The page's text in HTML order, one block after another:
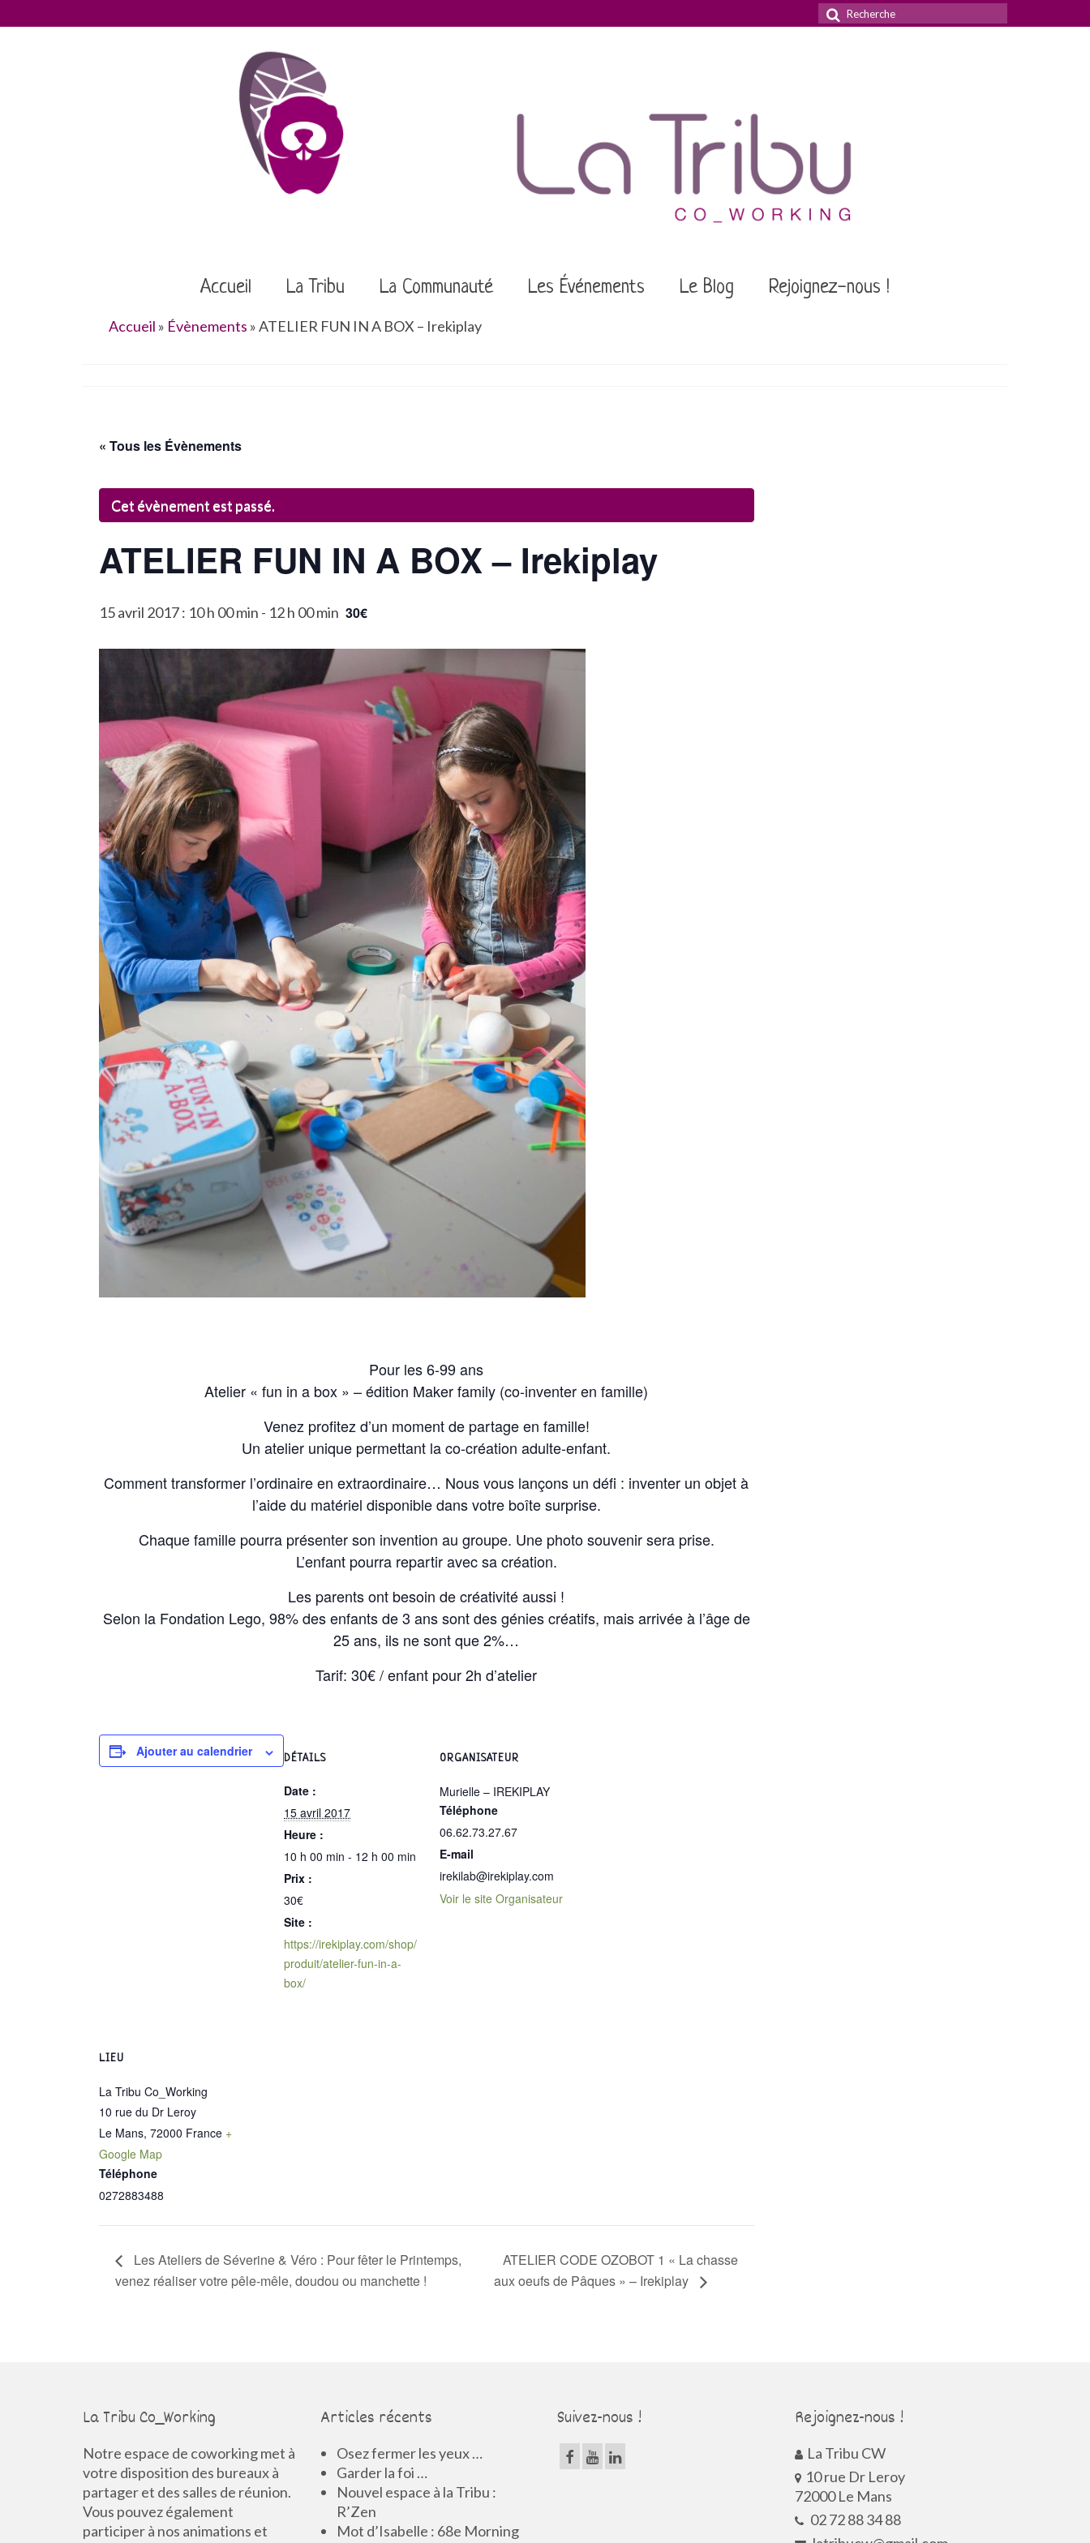
Rechercher
:
Accueil La Tribu La Communauté Les Événements Le Blog Rejoignez-nous !
Accueil » Évènements »ATELIER FUN IN A BOX – Irekiplay
« Tous les Évènements
Cet évènement est passé.
ATELIER FUN IN A BOX – Irekiplay
15 avril 2017 : 10 h 00 min - 12 h 00 min 30€
Pour les 6-99 ans
Atelier « fun in a box » – édition Maker family (co-inventer en famille)
Venez profitez d’un moment de partage en famille!
Un atelier unique permettant la co-création adulte-enfant.
Comment transformer l’ordinaire en extraordinaire… Nous vous lançons un défi : inventer un objet à
l’aide du matériel disponible dans votre boîte surprise.
Chaque famille pourra présenter son invention au groupe. Une photo souvenir sera prise.
L’enfant pourra repartir avec sa création.
Les parents ont besoin de créativité aussi !
Selon la Fondation Lego, 98% des enfants de 3 ans sont des génies créatifs, mais arrivée à l’âge de
25 ans, ils ne sont que 2%…
Tarif: 30€ / enfant pour 2h d’atelier
Ajouter au calendrier DÉTAILS
Date :
15 avril 2017
Heure :
10 h 00 min - 12 h 00 min
Prix :
30€
Site :
https://irekiplay.com/shop/
produit/atelier-fun-in-a-
box/
ORGANISATEUR
Murielle – IREKIPLAY
Téléphone
06.62.73.27.67
E-mail
irekilab@irekiplay.com
Voir le site Organisateur
LIEU
La Tribu Co_Working
10 rue du Dr Leroy
Le Mans, 72000 France +
Google Map
Téléphone
0272883488
Les Ateliers de Séverine & Véro : Pour fêter le Printemps,
venez réaliser votre pêle-mêle, doudou ou manchette !
ATELIER CODE OZOBOT 1 « La chasse
aux oeufs de Pâques » – Irekiplay
La Tribu Co_Working
Notre espace de coworking met à
votre disposition des bureaux à
partager et des salles de réunion.
Vous pouvez également
participer à nos animations et
Articles récents
Osez fermer les yeux …
Garder la foi …
Nouvel espace à la Tribu :
R’Zen
Mot d’Isabelle : 68e Morning
Suivez-nous ! Rejoignez-nous !
La Tribu CW
10 rue Dr Leroy
72000 Le Mans
02 72 88 34 88